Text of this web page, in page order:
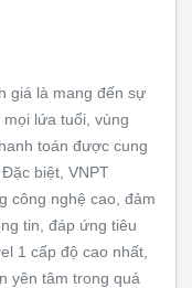
giá là mang đến sự
lứa tuổi, vùng
toán được cung
biệt, VNPT
công nghệ cao, đảm
tin, đáp ứng tiêu
1 cấp độ cao nhất,
yên tâm trong quá